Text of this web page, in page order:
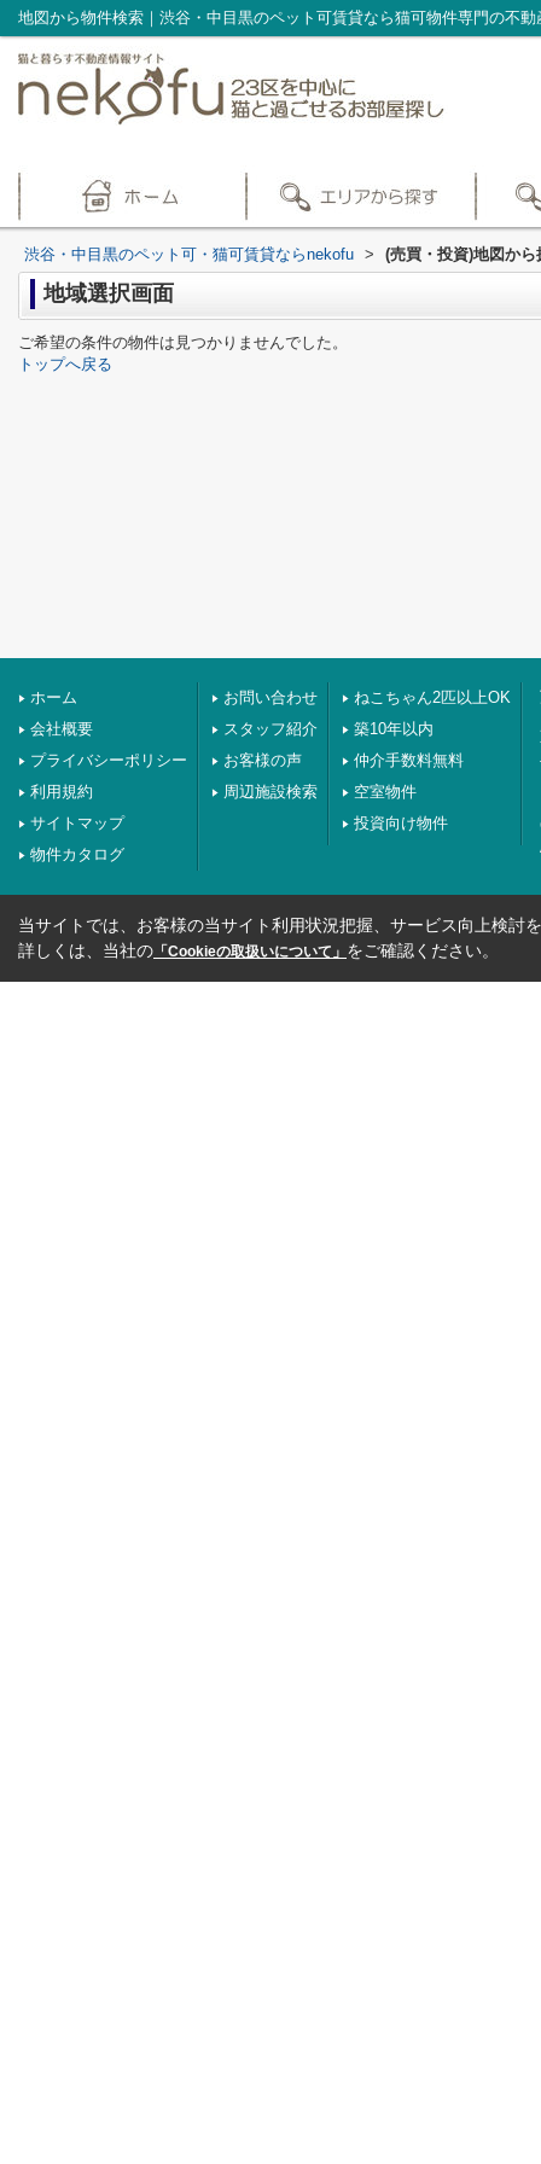
地図から物件検索｜渋谷・中目黒のペット可賃貸なら猫可物件専門の不動
渋谷・中目黒のペット可・猫可賃貸ならnekofu > (売買・投資)地図から
地域選択画面
ご希望の条件の物件は見つかりませんでした。
トップへ戻る
ホーム
会社概要
プライバシーポリシー
利用規約
サイトマップ
物件カタログ
お問い合わせ
スタッフ紹介
お客様の声
周辺施設検索
ねこちゃん2匹以上OK
築10年以内
仲介手数料無料
空室物件
投資向け物件
当サイトでは、お客様の当サイト利用状況把握、サービス向上検討
詳しくは、当社の 「Cookieの取扱いについて」 をご確認ください。